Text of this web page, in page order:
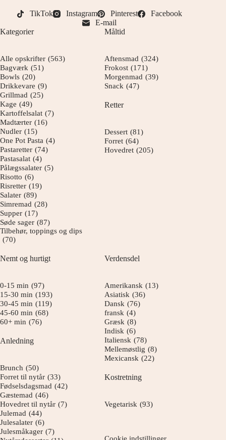
TikTok Instagram Pinterest
Facebook
E-mail
Kategorier
Alle opskrifter (563)
Bagværk (51)
Bowls (20)
Drikkevare (9)
Grillmad (25)
Kage (49)
Kartoffelsalat (7)
Madtærter (16)
Nudler (15)
One Pot Pasta (4)
Pastaretter (74)
Pastasalat (4)
Pålægssalater (5)
Risotto (6)
Risretter (19)
Salater (89)
Simremad (28)
Supper (17)
Søde sager (87)
Tilbehør, toppings og dips
(70)
Måltid
Aftensmad (324)
Frokost (171)
Morgenmad (39)
Snack (47)
Retter
Dessert (81)
Forret (64)
Hovedret (205)
Nemt og hurtigt
0-15 min (97)
15-30 min (193)
30-45 min (119)
45-60 min (68)
60+ min (76)
Anledning
Brunch (50)
Forret til nytår (33)
Fødselsdagsmad (42)
Gæstemad (46)
Hovedret til nytår (7)
Julemad (44)
Julesalater (6)
Julesmåkager (7)
Verdensdel
Amerikansk (13)
Asiatisk (36)
Dansk (76)
fransk (4)
Græsk (8)
Indisk (6)
Italiensk (78)
Mellemøstlig (8)
Mexicansk (22)
Kostretning
Vegetarisk (93)
Cookie indstillinger